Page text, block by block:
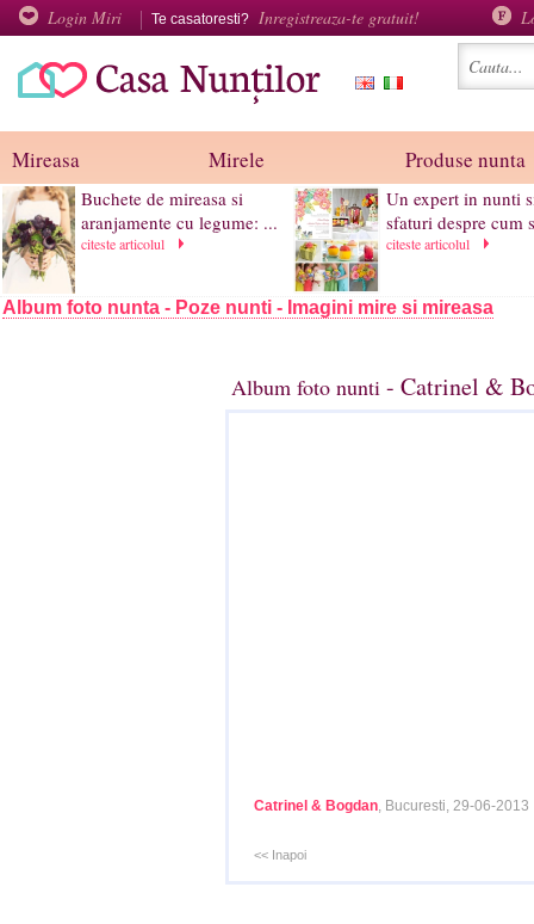
Login Miri Te casatoresti? Inregistreaza-te gratuit!
Mireasa Mirele Produse nunta
Buchete de mireasa si
aranjamente cu legume: ...
citeste articolul
Un expert in nunti
sfaturi despre cum
citeste articolul
Album foto nunta - Poze nunti - Imagini mire si mireasa
Album foto nunti - Catrinel &
Catrinel & Bogdan, Bucuresti, 29-06-2013
<< Inapoi